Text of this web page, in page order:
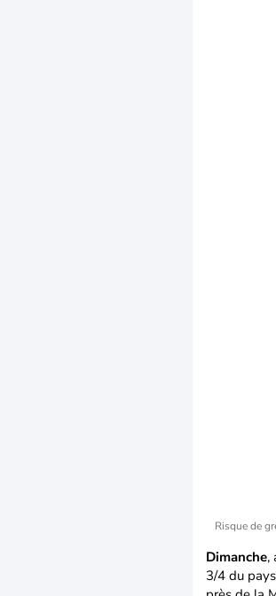
Risque de
Dimanche,
3/4 du